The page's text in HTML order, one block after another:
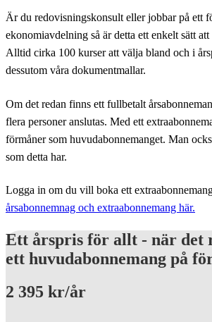
Är du redovisningskonsult eller jobbar på ett
ekonomiavdelning så är detta ett enkelt sätt
Alltid cirka 100 kurser att välja bland och i
dessutom våra dokumentmallar.
Om det redan finns ett fullbetalt
flera personer anslutas. Med ett
förmåner som huvudabonnemanget. Man
som detta har.
Logga in om du vill boka ett
årsabonnemnag och extraabonnemang här.
Ett årspris för allt - när det
ett huvudabonnemang på
2 395 kr/år